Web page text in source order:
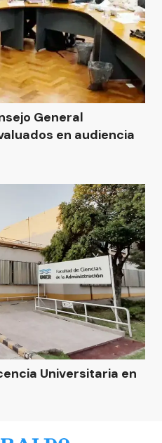
General
en audiencia
Universitaria en